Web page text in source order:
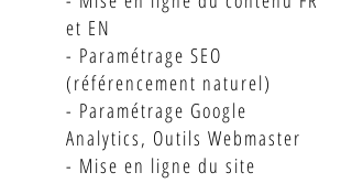
et EN
- Paramétrage SEO
(référencement naturel)
- Paramétrage Google
Analytics, Outils Webmaster
- Mise en ligne du site